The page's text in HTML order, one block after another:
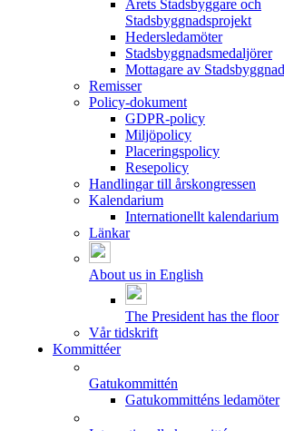
Årets Stadsbyggare och
Stadsbyggnadsprojekt
Hedersledamöter
Stadsbyggnadsmedaljörer
Mottagare av
Remisser
Policy-dokument
GDPR-policy
Miljöpolicy
Placeringspolicy
Resepolicy
Handlingar till årskongressen
Kalendarium
Internationellt kalendarium
Länkar
About us in English
The President has the floor
Vår tidskrift
Kommittéer
Gatukommittén
Gatukommitténs ledamöter